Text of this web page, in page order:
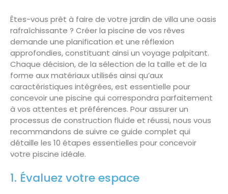
Êtes-vous prêt à faire de votre jardin de villa une oasis
rafraîchissante ? Créer la piscine de vos rêves
demande une planification et une réflexion
approfondies, constituant ainsi un voyage palpitant.
Chaque décision, de la sélection de la taille et de la
forme aux matériaux utilisés ainsi qu’aux
caractéristiques intégrées, est essentielle pour
concevoir une piscine qui correspondra parfaitement
à vos attentes et préférences. Pour assurer un
processus de construction fluide et réussi, nous vous
recommandons de suivre ce guide complet qui
détaille les 10 étapes essentielles pour concevoir
votre piscine idéale.
1. Évaluez votre espace